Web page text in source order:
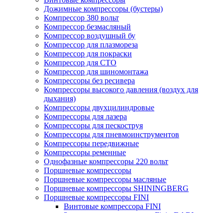
Дожимные компрессоры (бустеры)
Компрессор 380 вольт
Компрессор безмасляный
Компрессор воздушный бу
Компрессор для плазмореза
Компрессор для покраски
Компрессор для СТО
Компрессор для шиномонтажа
Компрессоры без ресивера
Компрессоры высокого давления (воздух для
дыхания)
Компрессоры двухцилиндровые
Компрессоры для лазера
Компрессоры для пескоструя
Компрессоры для пневмоинструментов
Компрессоры передвижные
Компрессоры ременные
Однофазные компрессоры 220 вольт
Поршневые компрессоры
Поршневые компрессоры масляные
Поршневые компрессоры SHININGBERG
Поршневые компрессоры FINI
Винтовые компрессора FINI